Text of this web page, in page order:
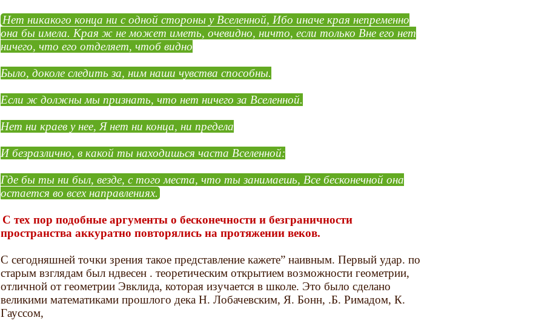
Нет никакого конца ни с одной стороны у Вселенной, Ибо иначе края непременно
она бы имела. Края ж не может иметь, очевидно, ничто, если только Вне его нет
ничего, что его отделяет, чтоб видно
Было, доколе следить за, ним наши чувства способны.
Если ж должны мы признать, что нет ничего за Вселенной.
Нет ни краев у нее, Я нет ни конца, ни предела
И безразлично, в какой ты находишься часта Вселенной:
Где бы ты ни был, везде, с того места, что ты занимаешь, Все бесконечной она
остается во всех направлениях.
С тех пор подобные аргументы о бесконечности и безграничности
пространства аккуратно повторялись на протяжении веков.
С сегодняшней точки зрения такое представление кажете” наивным. Первый удар. по
старым взглядам был ндвесен . теоретическим открытием возможности геометрии,
отличной от геометрии Эвклида, которая изучается в школе. Это было сделано
великими математиками прошлого дека Н. Лобачевским, Я. Бонн, .Б. Римадом, К.
Гауссом,